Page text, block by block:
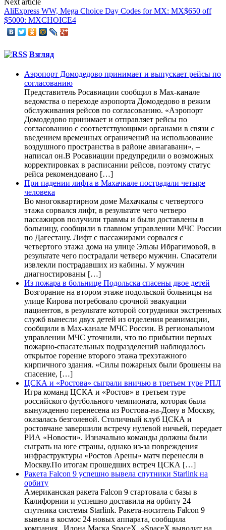
Next article
AliExpress WW, Mega Choice Day Codes for MX: MX$650 off
$5000: MXCHOICE4
Взгляд
Аэропорт Домодедово принимает и выпускает рейсы по
согласованию
Представитель Росавиации сообщил в Max-канале
ведомства о переходе аэропорта Домодедово в режим
обслуживания рейсов по согласованию. «Аэропорт
Домодедово принимает и отправляет рейсы по
согласованию с соответствующими органами в связи с
введением временных ограничений на использование
воздушного пространства в районе авиагавани», –
написал он.В Росавиации предупредили о возможных
корректировках в расписании рейсов, поэтому статус
рейса рекомендовано […]
При падении лифта в Махачкале пострадали четыре
человека
Во многоквартирном доме Махачкалы с четвертого
этажа сорвался лифт, в результате чего четверо
пассажиров получили травмы и были доставлены в
больницу, сообщили в главном управлении МЧС России
по Дагестану. Лифт с пассажирами сорвался с
четвертого этажа дома на улице Эльзы Ибрагимовой, в
результате чего пострадали четверо мужчин. Спасатели
извлекли пострадавших из кабины. У мужчин
диагностированы […]
Из пожара в больнице Подольска спасены двое детей
Возгорание на втором этаже подольской больницы на
улице Кирова потребовало срочной эвакуации
пациентов, в результате которой сотрудники экстренных
служб вынесли двух детей из отделения реанимации,
сообщили в Max-канале МЧС России. В региональном
управлении МЧС уточнили, что по прибытии первых
пожарно-спасательных подразделений наблюдалось
открытое горение второго этажа трехэтажного
кирпичного здания. «Силы пожарных были брошены на
спасение, […]
ЦСКА и «Ростова» сыграли вничью в третьем туре РПЛ
Игра команд ЦСКА и «Ростов» в третьем туре
российского футбольного чемпионата, которая была
вынужденно перенесена из Ростова-на-Дону в Москву,
оказалась безголевой. Столичный клуб ЦСКА и
ростовчане завершили встречу нулевой ничьей, передает
РИА «Новости». Изначально команды должны были
сыграть на юге страны, однако из-за повреждения
инфраструктуры «Ростов Арены» матч перенесли в
Москву.По итогам прошедших встреч ЦСКА […]
Ракета Falcon 9 успешно вывела спутники Starlink на
орбиту
Американская ракета Falcon 9 стартовала с базы в
Калифорнии и успешно доставила на орбиту 24
спутника системы Starlink. Ракета-носитель Falcon 9
вывела в космос 24 новых аппарата, сообщила
компания Илона Маска SpaceX. «SpaceX выводит на